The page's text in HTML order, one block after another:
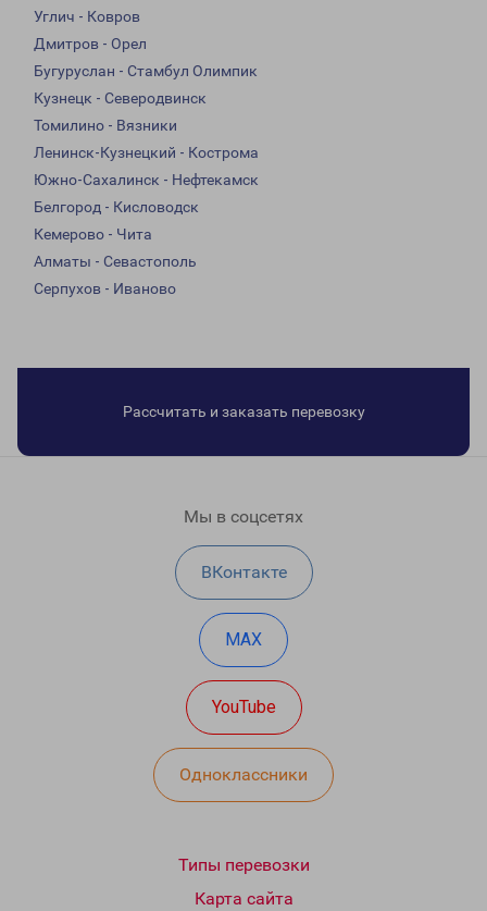
Углич - Ковров
Дмитров - Орел
Бугуруслан - Стамбул Олимпик
Кузнецк - Северодвинск
Томилино - Вязники
Ленинск-Кузнецкий - Кострома
Южно-Сахалинск - Нефтекамск
Белгород - Кисловодск
Кемерово - Чита
Алматы - Севастополь
Серпухов - Иваново
Рассчитать и заказать перевозку
Мы в соцсетях
ВКонтакте
MAX
YouTube
Одноклассники
Типы перевозки
Карта сайта